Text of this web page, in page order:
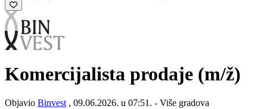
Komercijalista prodaje (m/ž)
Objavio Binvest , 09.06.2026. u 07:51. - Više gradova